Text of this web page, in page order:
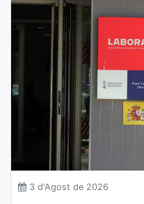
3 d'Agost de 2026